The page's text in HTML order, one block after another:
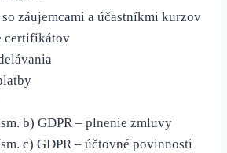
záujemcami a účastníkmi kurzov
certifikátov
b) GDPR – plnenie zmluvy
c) GDPR – účtovné povinnosti